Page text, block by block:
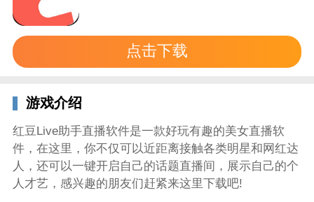
点击下载
游戏介绍
红豆Live助手直播软件是一款好玩有趣的美女直播软
件，在这里，你不仅可以近距离接触各类明星和网红达
人，还可以一键开启自己的话题直播间，展示自己的个
人才艺，感兴趣的朋友们赶紧来这里下载吧!